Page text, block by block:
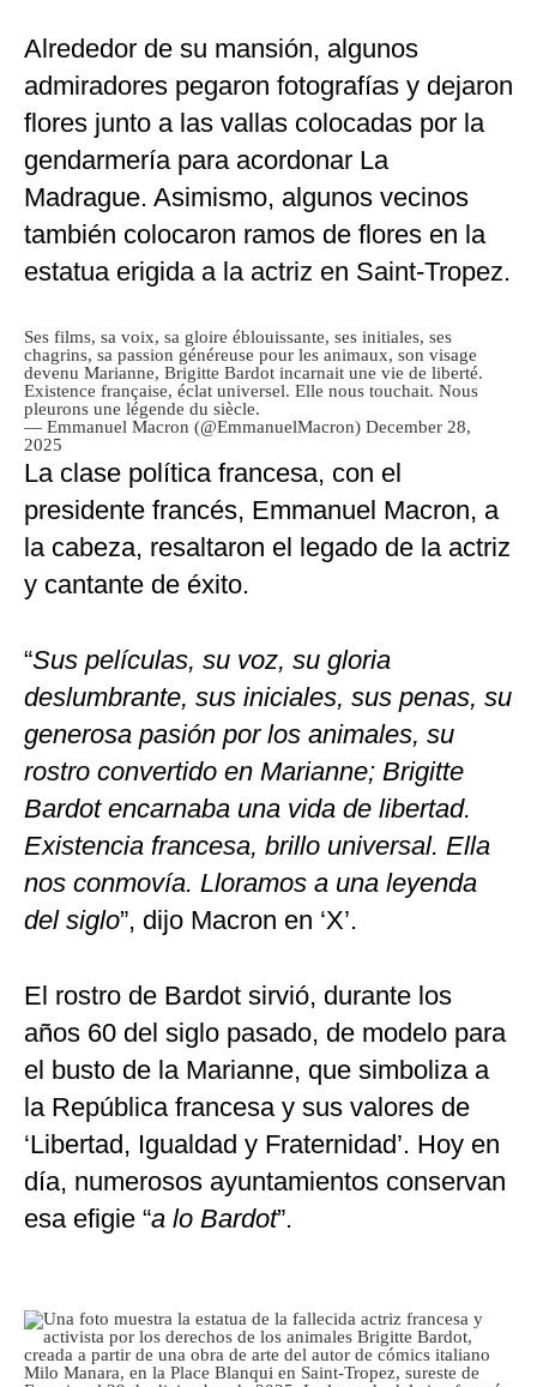
Alrededor de su mansión, algunos
admiradores pegaron fotografías y dejaron
flores junto a las vallas colocadas por la
gendarmería para acordonar La
Madrague. Asimismo, algunos vecinos
también colocaron ramos de flores en la
estatua erigida a la actriz en Saint-Tropez.
Ses films, sa voix, sa gloire éblouissante, ses initiales, ses
chagrins, sa passion généreuse pour les animaux, son visage
devenu Marianne, Brigitte Bardot incarnait une vie de liberté.
Existence française, éclat universel. Elle nous touchait. Nous
pleurons une légende du siècle.
— Emmanuel Macron (@EmmanuelMacron) December 28,
2025
La clase política francesa, con el
presidente francés, Emmanuel Macron, a
la cabeza, resaltaron el legado de la actriz
y cantante de éxito.
“Sus películas, su voz, su gloria
deslumbrante, sus iniciales, sus penas, su
generosa pasión por los animales, su
rostro convertido en Marianne; Brigitte
Bardot encarnaba una vida de libertad.
Existencia francesa, brillo universal. Ella
nos conmovía. Lloramos a una leyenda
del siglo”, dijo Macron en ‘X’.
El rostro de Bardot sirvió, durante los
años 60 del siglo pasado, de modelo para
el busto de la Marianne, que simboliza a
la República francesa y sus valores de
‘Libertad, Igualdad y Fraternidad’. Hoy en
día, numerosos ayuntamientos conservan
esa efigie “a lo Bardot”.